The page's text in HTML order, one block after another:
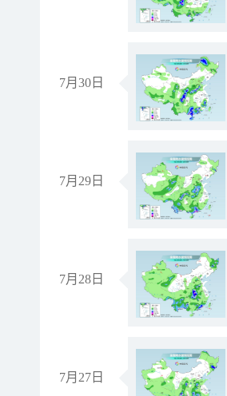
7月30日
7月29日
7月28日
7月27日